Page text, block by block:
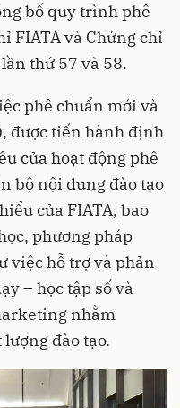
bố quy trình phê
FIATA và Chứng chỉ
thứ 57 và 58.
phê chuẩn mới và
được tiến hành định
của hoạt động phê
bộ nội dung đào tạo
của FIATA, bao
phương pháp
việc hỗ trợ và phản
– học tập số và
nhằm
đào tạo.